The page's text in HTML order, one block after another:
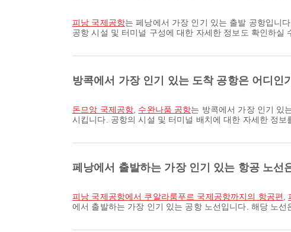
피낭 국제공항는 페낭에서 가장 인기 있는 출발 공항입니
공항 시설 및 터미널 구성에 대한 자세한 정보도 확인하실
방콕에서 가장 인기 있는 도착 공항은 어디인
돈므앙 국제공항 수완나품 공항는 방콕에서 가장 인기 있
시킵니다. 공항의 시설 및 터미널 배치에 대한 자세한 정보
페낭에서 출발하는 가장 인기 있는 항공 노선
피낭 국제공항에서 쿠알라룸푸르 국제공항까지의 항공편 ,
에서 출발하는 가장 인기 있는 공항 노선입니다. 해당 노선